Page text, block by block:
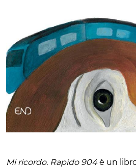
Mi ricordo. Rapido 904è un